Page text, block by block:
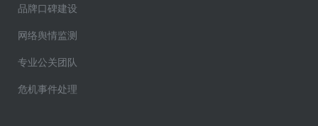
品牌口碑建设
网络舆情监测
专业公关团队
危机事件处理